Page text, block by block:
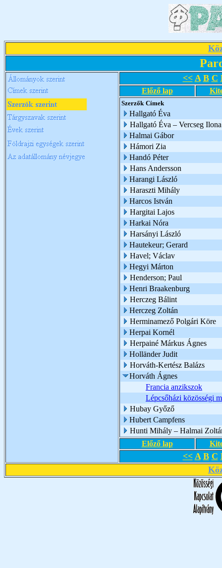
<< A B C
Előző lap
Szerzők Címek
Hallgató Éva
Hallgató Éva – Vercseg Ilona
Halmai Gábor
Hámori Zia
Handó Péter
Hans Andersson
Harangi László
Haraszti Mihály
Harcos István
Hargitai Lajos
Harkai Nóra
Harsányi László
Hautekeur; Gerard
Havel; Václav
Hegyi Márton
Henderson; Paul
Henri Braakenburg
Herczeg Bálint
Herczeg Zoltán
Herminamező Polgári Köre
Herpai Kornél
Herpainé Márkus Ágnes
Holländer Judit
Horváth-Kertész Balázs
Horváth Ágnes
Francia anzikszok
Lépcsőházi közösségi
Hubay Győző
Hubert Campfens
Hunti Mihály – Halmai
Előző lap
<< A B C